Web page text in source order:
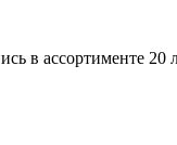
в ассортименте 20